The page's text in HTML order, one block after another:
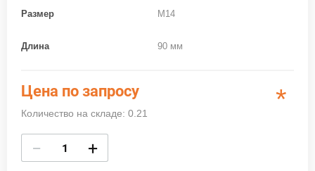
Размер M14
Длина 90 мм
Цена по запросу
Количество на складе: 0.21 *
− +